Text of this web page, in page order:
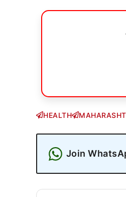
HEALTH
Join